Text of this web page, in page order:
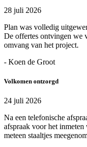
28 juli 2026
Plan was volledig
De offertes ontvingen we
omvang van het project.
- Koen de Groot
Volkomen ontzorgd
24 juli 2026
Na een telefonische
afspraak voor het
meteen staaltjes